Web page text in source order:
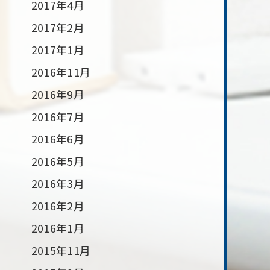
2017年4月
2017年2月
2017年1月
2016年11月
2016年9月
2016年7月
2016年6月
2016年5月
2016年3月
2016年2月
2016年1月
2015年11月